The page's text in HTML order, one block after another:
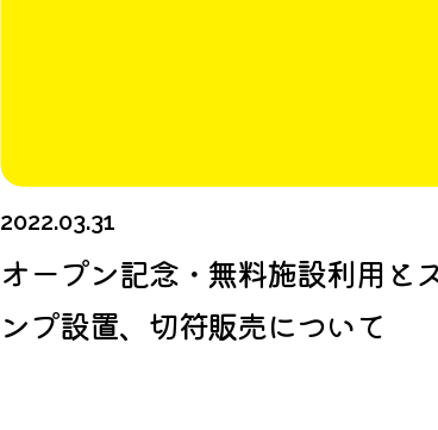
2022.03.31
オープン記念・無料施設利用と
ンプ設置、切符販売について